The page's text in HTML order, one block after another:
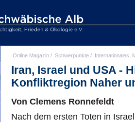
Online Magazin / Schwerpunkte / Internationales,
Iran, Israel und USA -
Konfliktregion Naher
Von Clemens Ronnefeldt
Nach dem ersten Toten in